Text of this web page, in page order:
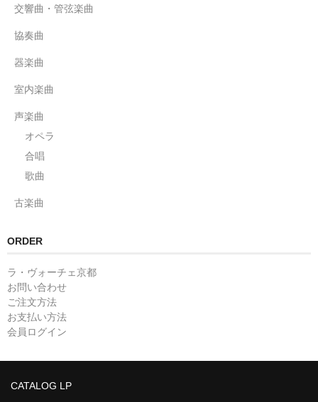
交響曲・管弦楽曲
協奏曲
器楽曲
室内楽曲
声楽曲
オペラ
合唱
歌曲
古楽曲
ORDER
ラ・ヴォーチェ京都
お問い合わせ
ご注文方法
お支払い方法
会員ログイン
CATALOG LP